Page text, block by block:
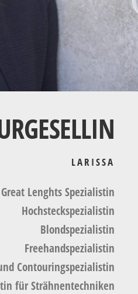
LARISSA
Great Lenghts Spezialistin
Hochsteckspezialistin
Blondspezialistin
Freehandspezialistin
Contouringspezialistin
für Strähnentechniken